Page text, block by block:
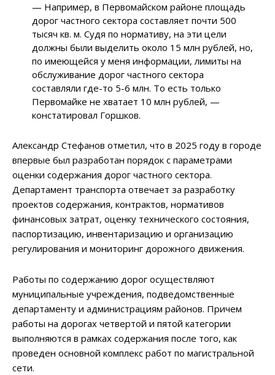
— Например, в Первомайском районе площадь
дорог частного сектора составляет почти 500
тысяч кв. м. Судя по нормативу, на эти цели
должны были выделить около 15 млн рублей, но,
по имеющейся у меня информации, лимиты на
обслуживание дорог частного сектора
составляли где-то 5-6 млн. То есть только
Первомайке не хватает 10 млн рублей, —
констатировал Горшков.
Александр Стефанов отметил, что в 2025 году в городе
впервые был разработан порядок с параметрами
оценки содержания дорог частного сектора.
Департамент транспорта отвечает за разработку
проектов содержания, контрактов, нормативов
финансовых затрат, оценку технического состояния,
паспортизацию, инвентаризацию и организацию
регулирования и мониторинг дорожного движения.
Работы по содержанию дорог осуществляют
муниципальные учреждения, подведомственные
департаменту и администрациям районов. Причем
работы на дорогах четвертой и пятой категории
выполняются в рамках содержания после того, как
проведен основной комплекс работ по магистральной
сети.